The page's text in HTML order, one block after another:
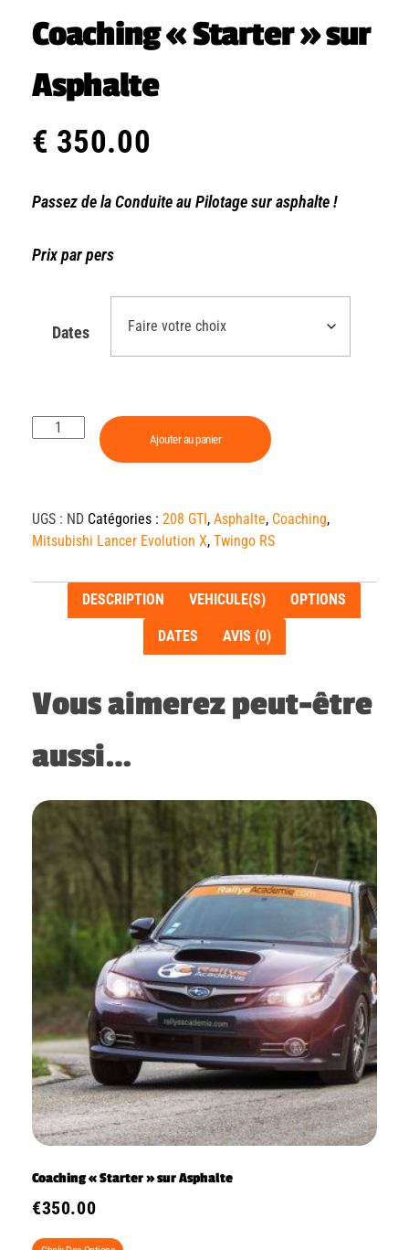
Coaching « Starter » sur
Asphalte
€ 350.00
Passez de la Conduite au Pilotage sur asphalte !
Prix par pers
Dates
Ajouter au panier
UGS : ND Catégories : 208 GTI , Asphalte, Coaching,
Mitsubishi Lancer Evolution X, Twingo RS
DESCRIPTION VEHICULE(S) OPTIONS
DATES AVIS (0)
Vous aimerez peut-être
aussi…
Coaching « Starter » sur Asphalte
€350.00